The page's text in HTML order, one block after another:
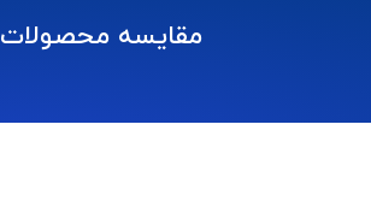
مقایسه محصولات